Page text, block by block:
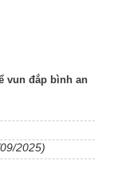
vun đắp bình an
2025)